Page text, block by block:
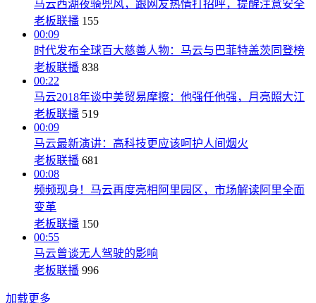
马云西湖夜骑兜风，跟网友热情打招呼，提醒注意安全
老板联播 155
00:09
时代发布全球百大慈善人物：马云与巴菲特盖茨同登榜
老板联播 838
00:22
马云2018年谈中美贸易摩擦：他强任他强，月亮照大江
老板联播 519
00:09
马云最新演讲：高科技更应该呵护人间烟火
老板联播 681
00:08
频频现身！马云再度亮相阿里园区，市场解读阿里全面
变革
老板联播 150
00:55
马云曾谈无人驾驶的影响
老板联播 996
加载更多